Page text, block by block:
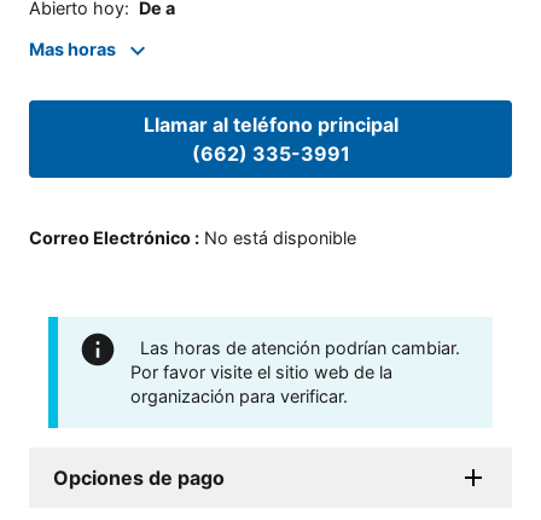
Abierto hoy: De a
Mas horas
Llamar al teléfono principal
(662) 335-3991
Correo Electrónico : No está disponible
Las horas de atención podrían cambiar.
Por favor visite el sitio web de la
organización para verificar.
Opciones de pago